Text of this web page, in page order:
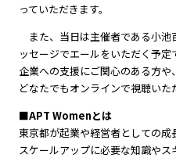
っていただきます。
また、当日は主催者である小池
ッセージでエールをいただく予
企業への支援にご関心のある方や
どなたでもオンラインで視聴いた
■APT Womenとは
東京都が起業や経営者としての
スケールアップに必要な知識やス